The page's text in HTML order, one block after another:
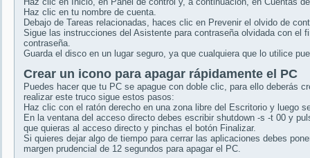
Haz clic en tu nombre de cuenta.
Debajo de Tareas relacionadas, haces clic en Prevenir el olvido de
Sigue las instrucciones del Asistente para contraseña olvidada con el
contraseña.
Guarda el disco en un lugar seguro, ya que cualquiera que lo utilice
Crear un icono para apagar rápidamente el PC
Puedes hacer que tu PC se apague con doble clic, para ello deberás
realizar este truco sigue estos pasos:
Haz clic con el ratón derecho en una zona libre del Escritorio y luego
En la ventana del acceso directo debes escribir shutdown -s -t 00 y
que quieras al acceso directo y pinchas el botón Finalizar.
Si quieres dejar algo de tiempo para cerrar las aplicaciones debes
margen prudencial de 12 segundos para apagar el PC.